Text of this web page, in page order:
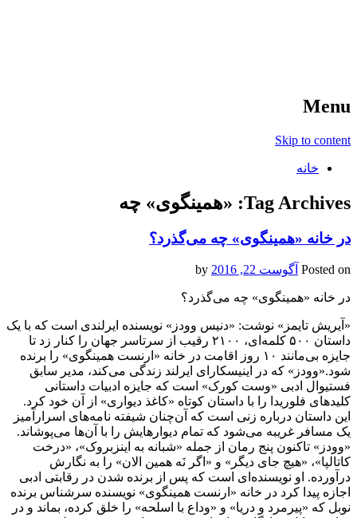
Menu
Skip to content
خانه
Tag Archives: «همینگوی» چه
در خانه «همینگوی» چه می‌گذرد؟
Posted on آگوست 22, 2016
در خانه «همینگوی» چه می‌گذرد؟
«آیریش تایمز» نوشت: «دنیس وودز» نویسنده ایرلندی است که با یک
داستان ۵۰۰ کلمه‌ای، ۲۱۰۰ رقیب از سرتاسر جهان را کنار زد تا
جایزه بی‌مانند ۱۰ روز اقامت در خانه «ارنست همینگوی» را برنده
شود.«وودز» که در اینیسکارای ایرلند زندگی می‌کند، ‌مدیر سابق
فستیوال ادبی «وست کورک» است که جایزه ادبیات داستانی
کلیدهای فلوریدا را با داستان کوتاه «کاغذ دیواری» از آن خود کرد.
این داستان درباره زنی است که آن‌چنان شیفته نامه‌های اسرارآمیز
یک مسافر غریبه می‌شود که تمام دیوارهایش را با آن‌ها می‌پوشاند.
«وودز» تاکنون پنج رمان از جمله «شبانه به اینزبروک»، «درخت
کاتالپا»، «هیچ جای دیگر» و «اگر نَه همین الان» را به نگارش
درآورده. او نویسنده‌ای است که پس از برنده شدن در رقابتی ادبی
اجازه پیدا کرد در خانه «ارنست همینگوی» نویسنده سرشناس برنده
نوبل که «پیرمرد و دریا» و «وداع با اسلحه» را خلق کرده، بماند و در